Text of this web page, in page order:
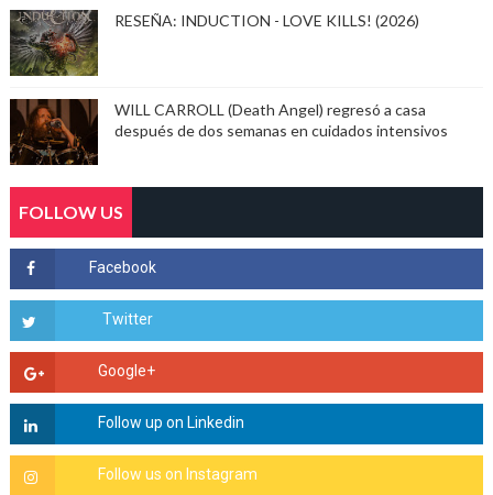
RESEÑA: INDUCTION - LOVE KILLS! (2026)
WILL CARROLL (Death Angel) regresó a casa
después de dos semanas en cuidados intensivos
FOLLOW US